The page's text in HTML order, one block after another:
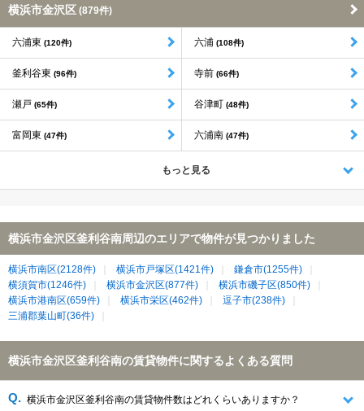
横浜市金沢区 (879件)
六浦東 (120件) 六浦 (108件)
釜利谷東 (96件) 寺前 (66件)
瀬戸 (65件) 谷津町 (48件)
富岡東 (47件) 六浦南 (47件)
もっと見る
横浜市金沢区釜利谷南周辺のエリアで物件が見つかりました
横浜市南区(2128件) 横浜市戸塚区(1421件)
鎌倉市(1255件)
横須賀市(1246件)
横浜市金沢区(877件)
横浜市磯子区(850件)
横浜市港南区(659件)
横浜市栄区(462件)
逗子市(238件)
三浦郡葉山町(36件)
横浜市金沢区釜利谷南の賃貸物件に関するよくある質問
横浜市金沢区釜利谷南の賃貸物件数はどれくらいありますか？